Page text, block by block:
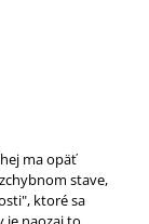
ma opäť
stave,
ktoré sa